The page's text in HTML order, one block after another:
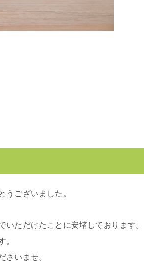
うございました。
ただけたことに安堵しております。
。
さいませ。